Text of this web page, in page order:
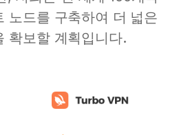
노드를 구축하여 더 넓은
확보할 계획입니다.